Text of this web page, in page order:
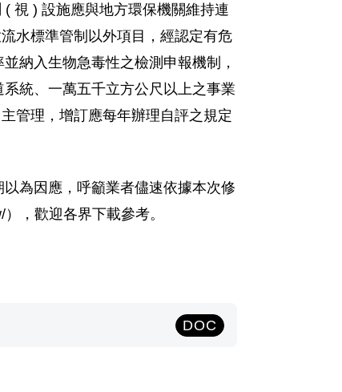
視 ) 設施應與地方環保機關維持連
水標準管制以外項目，經認定有危
納入生物急毒性之檢測申報機制，
統、一萬五千立方公尺以上之事業
管理，增訂應每年辦理自評之規定
為因應，呼籲業者儘速依據本次修
，歡迎各界下載參考。
DOC